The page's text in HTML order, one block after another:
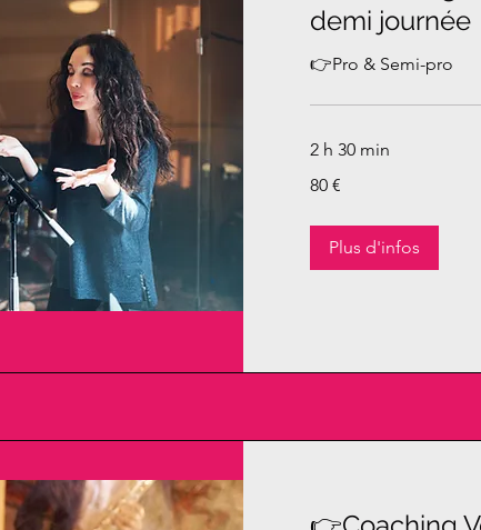
demi journée
👉Pro & Semi-pro
2 h 30 min
euros
80 €
Plus d'infos